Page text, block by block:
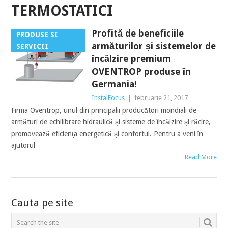
TERMOSTATICI
PRODUSE SI
SERVICII
Profită de beneficiile
armăturilor și sistemelor de
încălzire premium
OVENTROP produse în
Germania!
InstalFocus februarie 21, 2017
Firma Oventrop, unul din principalii producători mondiali de
armături de echilibrare hidraulică şi sisteme de încălzire şi răcire,
promovează eficienţa energetică şi confortul. Pentru a veni în
ajutorul
Read More
POSTS
NAVIGATION
Cauta pe site